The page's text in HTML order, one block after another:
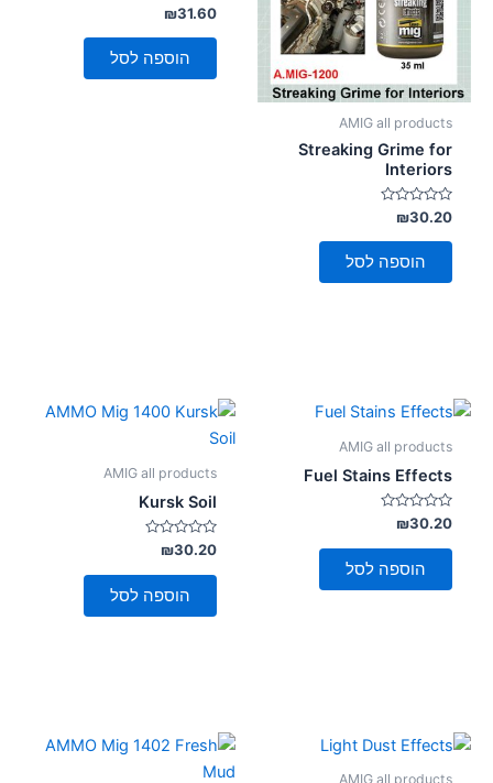
font_download סמן קישורים
AMIG all products
Streaking Grime for
Interiors
דורג
0
מתוך
₪30.20
הוספה לסל
דורג
0
מתוך
₪31.60
הוספה לסל
AMIG all products
Fuel Stains Effects
דורג
0
מתוך
₪30.20
הוספה לסל
AMIG all products
Kursk Soil
דורג
0
מתוך
₪30.20
הוספה לסל
AMIG all products